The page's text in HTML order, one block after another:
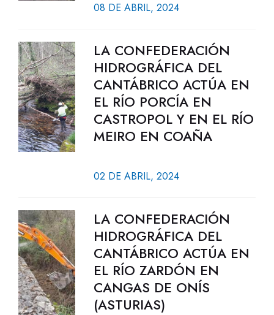
08 DE ABRIL, 2024
LA CONFEDERACIÓN
HIDROGRÁFICA DEL
CANTÁBRICO ACTÚA EN
EL RÍO PORCÍA EN
CASTROPOL Y EN EL RÍO
MEIRO EN COAÑA
02 DE ABRIL, 2024
LA CONFEDERACIÓN
HIDROGRÁFICA DEL
CANTÁBRICO ACTÚA EN
EL RÍO ZARDÓN EN
CANGAS DE ONÍS
(ASTURIAS)